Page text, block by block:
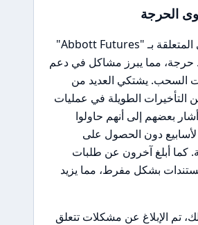
الحرجة
تتكرر الشكاوى المتعلقة بـ "Abbott Futures"
مما يبرز مشاكل في دعم
السحب. يشتكي العديد من
التأخيرات الطويلة في عمليات
بعضهم إلى أنهم حاولوا
دون الحصول على
كما أبلغ آخرون عن طلبات
بشكل مفرط، مما يزيد
تم الإبلاغ عن مشكلات تتعلق